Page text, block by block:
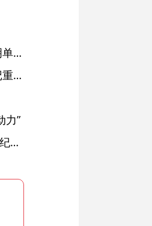
红土濉溪扬清风 文明薪火映忠诚——记全国文明单位、安徽省濉溪县纪委监委
省委常委会会议强调 深入学习贯彻习近平总书记重要讲话精神 以高质量党建引领高质量发展 梁言顺主持并讲话
力”
绩溪县长安镇原党委副书记、镇长程枫华严重违纪违法被开除党籍和公职